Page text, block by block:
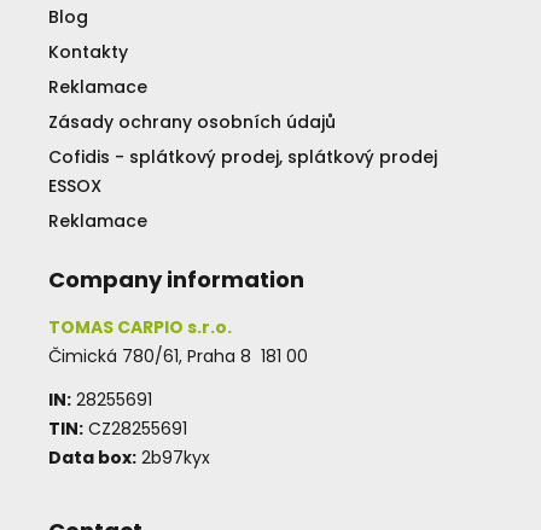
Blog
Kontakty
Reklamace
Zásady ochrany osobních údajů
Cofidis - splátkový prodej, splátkový prodej
ESSOX
Reklamace
Company information
TOMAS CARPIO s.r.o.
Čimická 780/61, Praha 8 181 00
IN: 28255691
TIN: CZ28255691
Data box: 2b97kyx